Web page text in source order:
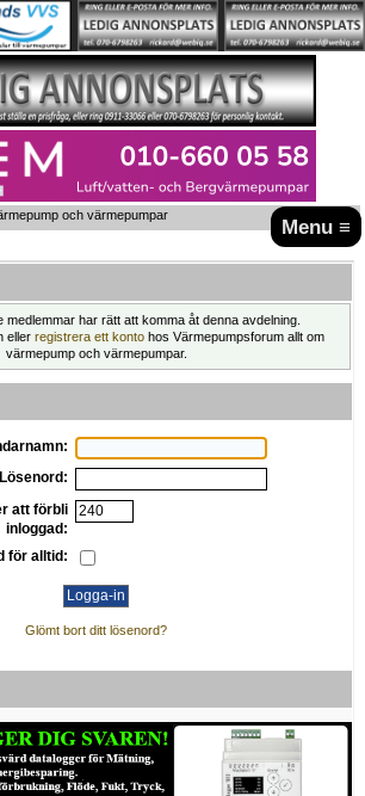
Menu ≡
och värmepumpar
medlemmar har rätt att komma åt denna avdelning.
eller registrera ett konto hos Värmepumpsforum allt om
värmepump och värmepumpar.
Lösenord:
att förbli
inloggad:
för alltid:
Glömt bort ditt lösenord?